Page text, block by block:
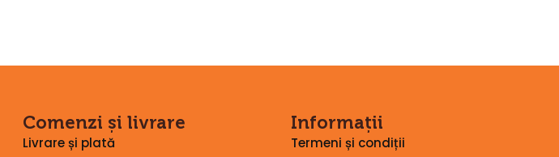
Comenzi și livrare
Livrare și plată
Informații
Termeni și condiții